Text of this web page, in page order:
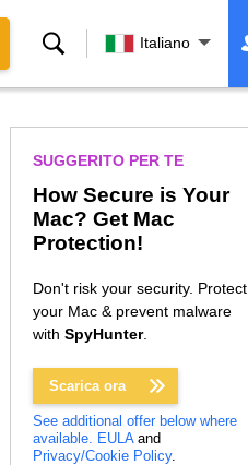
Ricerca Italiano
SUGGERITO PER TE
How Secure is Your
Mac? Get Mac
Protection!
Don't risk your security. Protect
your Mac & prevent malware
with SpyHunter.
Scarica ora
See additional offer below where
available. EULAand
Privacy/Cookie Policy.